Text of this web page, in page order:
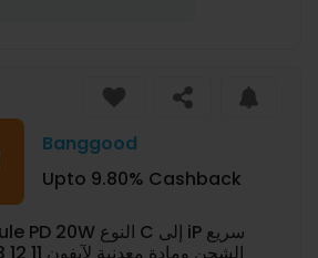
Banggood
Upto 9.80% Cashback